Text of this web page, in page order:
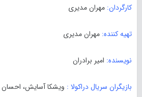
کارگردان: مهران مدیری
تهیه کننده: مهران مدیری
نویسنده: امیر برادران
بازیگران سریال دراکولا : ویشکا آسایش، احسان